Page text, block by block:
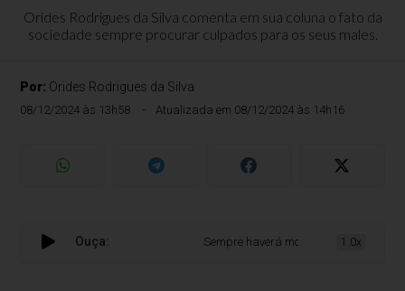
Orides Rodrigues da Silva comenta em sua coluna o fato da
sociedade sempre procurar culpados para os seus males.
Por: Orides Rodrigues da Silva
08/12/2024 às 13h58 Atualizada em 08/12/2024 às 14h16
Ouça: Sempre haverá motivos para uma caça
1.0x